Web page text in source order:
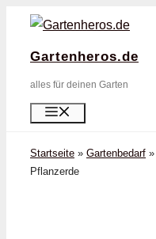
Zum
springen
Gartenheros.de
alles für deinen Garten
Startseite » Gartenbedarf »
Pflanzerde